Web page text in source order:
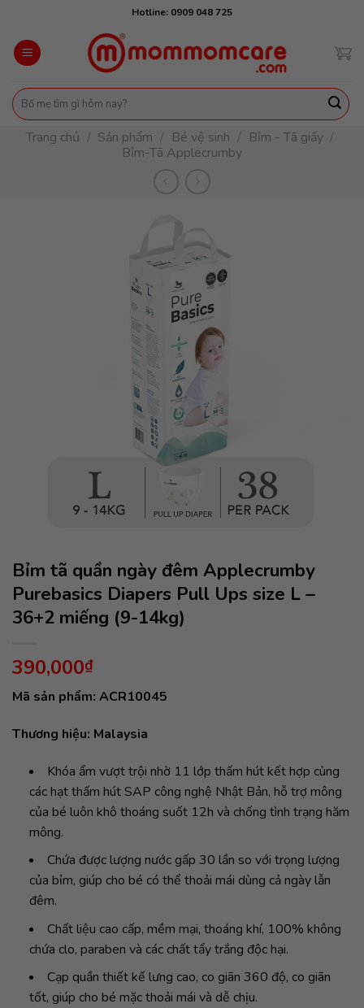
content
Hotline: 0909 048 725
Tìm
kiếm:
Trang chủ / Sản phẩm / Bé vệ sinh / Bỉm - Tã giấy /
Bỉm-Tã Applecrumby
Bỉm tã quần ngày đêm Applecrumby
Purebasics Diapers Pull Ups size L –
36+2 miếng (9-14kg)
390,000₫
Mã sản phẩm: ACR10045
Thương hiệu: Malaysia
Khóa ẩm vượt trội nhờ 11 lớp thấm hút kết hợp cùng
các hạt thấm hút SAP công nghệ Nhật Bản, hỗ trợ mông
của bé luôn khô thoáng suốt 12h và chống tình trạng hăm
mông.
Chứa được lượng nước gấp 30 lần so với trọng lượng
của bỉm, giúp cho bé có thể thoải mái dùng cả ngày lẫn
đêm.
Chất liệu cao cấp, mềm mại, thoáng khí, 100% không
chứa clo, paraben và các chất tẩy trắng độc hại.
Cạp quần thiết kế lưng cao, co giãn 360 độ, co giãn
tốt, giúp cho bé mặc thoải mái và dễ chịu.